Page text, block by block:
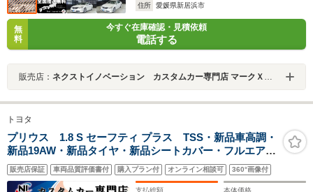
住所
愛媛県新居浜市
無
料
今すぐ在庫確認・見積依頼
電話する
販売店： ネクストイノベーション カスタムカー専門店 マークＸ・クラウン・プリウス専門店
トヨタ
プリウス 1.8 S セーフティ プラス TSS・新品車高調・
新品19AW・新品タイヤ・新品シートカバー・フルエア
ロ・クリアランスソナー・PKSB・純正SDナビ・ブルー
トゥース・TV・バックカメラ・レーダークルーズコント
販売店保証 車両品質評価書付 購入プラン付 オンライン相談可 360°画像付